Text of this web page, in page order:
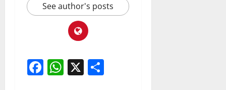
See author's posts
Facebook
WhatsApp
X